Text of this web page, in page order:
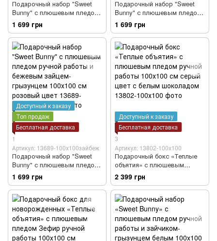
Подарочный набор "Sweet
Bunny" с плюшевым пледом
ручной работы и зайцем-
грызунцем 100х100 см
розовый цвет
1 699 грн
Подарочный набор "Sweet
Bunny" с плюшевым пледом
ручной работы и белым
зайцем-грызунцем 100х100 см
розовый цвет
1 699 грн
Доступный к заказу
Топ продаж
Бесплатная доставка
1
Артикул: 13689-100х100зайбеж
Подарочный набор "Sweet
Bunny" с плюшевым пледом
ручной работы и бежевым
зайцем-грызунцем 100х100 см
розовый цвет
1 699 грн
Доступный к заказу
Бесплатная доставка
3
Артикул: 13802-100х100
Подарочный бокс «Теплые
объятия» с плюшевым
пледом ручной работы
100х100 см серый цвет с
белым шоколадом
2 399 грн